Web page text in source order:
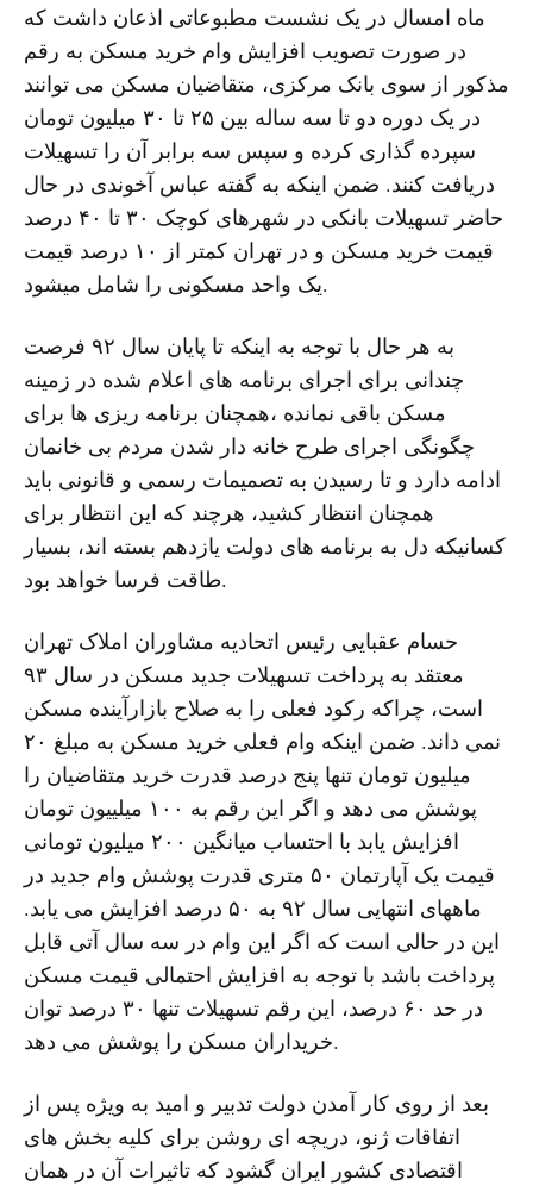
ماه امسال در یک نشست مطبوعاتی اذعان داشت که
در صورت تصویب افزایش وام خرید مسکن به رقم
مذکور از سوی بانک مرکزی، متقاضیان مسکن می توانند
در یک دوره دو تا سه ساله بین ۲۵ تا ۳۰ میلیون تومان
سپرده گذاری کرده و سپس سه برابر آن را تسهیلات
دریافت کنند. ضمن اینکه به گفته عباس آخوندی در حال
حاضر تسهیلات بانکی در شهرهای کوچک ۳۰ تا ۴۰ درصد
قیمت خرید مسکن و در تهران کمتر از ۱۰ درصد قیمت
یک واحد مسکونی را شامل میشود.
به هر حال با توجه به اینکه تا پایان سال ۹۲ فرصت
چندانی برای اجرای برنامه های اعلام شده در زمینه
مسکن باقی نمانده ،همچنان برنامه ریزی ها برای
چگونگی اجرای طرح خانه دار شدن مردم بی خانمان
ادامه دارد و تا رسیدن به تصمیمات رسمی و قانونی باید
همچنان انتظار کشید، هرچند که این انتظار برای
کسانیکه دل به برنامه های دولت یازدهم بسته اند، بسیار
طاقت فرسا خواهد بود.
حسام عقبایی رئیس اتحادیه مشاوران املاک تهران
معتقد به پرداخت تسهیلات جدید مسکن در سال ۹۳
است، چراکه رکود فعلی را به صلاح بازارآینده مسکن
نمی داند. ضمن اینکه وام فعلی خرید مسکن به مبلغ ۲۰
میلیون تومان تنها پنج درصد قدرت خرید متقاضیان را
پوشش می دهد و اگر این رقم به ۱۰۰ میلییون تومان
افزایش یابد با احتساب میانگین ۲۰۰ میلیون تومانی
قیمت یک آپارتمان ۵۰ متری قدرت پوشش وام جدید در
ماههای انتهایی سال ۹۲ به ۵۰ درصد افزایش می یابد.
این در حالی است که اگر این وام در سه سال آتی قابل
پرداخت باشد با توجه به افزایش احتمالی قیمت مسکن
در حد ۶۰ درصد، این رقم تسهیلات تنها ۳۰ درصد توان
خریداران مسکن را پوشش می دهد.
بعد از روی کار آمدن دولت تدبیر و امید به ویژه پس از
اتفاقات ژنو، دریچه ای روشن برای کلیه بخش های
اقتصادی کشور ایران گشود که تاثیرات آن در همان